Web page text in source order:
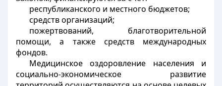
республиканского и местного бюджетов;
средств организаций;
пожертвований, благотворительной
помощи, а также средств международных
фондов.
Медицинское оздоровление населения и
социально-экономическое развитие